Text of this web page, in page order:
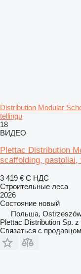
Distribution Modular
tellingu
18
ВИДЕО
Plettac Distribution
scaffolding, pastoliai,
3 419 € С НДС
Строительные леса
2026
Состояние новый
Польша,
Plettac Distribution Sp. z
Связаться с продавцом